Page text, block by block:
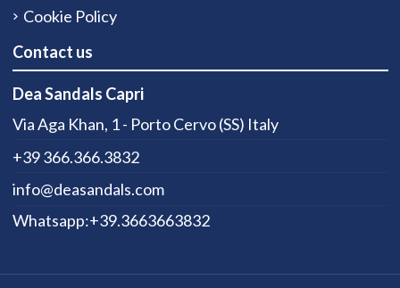
Cookie Policy
Contact us
Dea Sandals Capri
Via Aga Khan, 1 - Porto Cervo (SS) Italy
+39 366.366.3832
info@deasandals.com
Whatsapp:+39.3663663832